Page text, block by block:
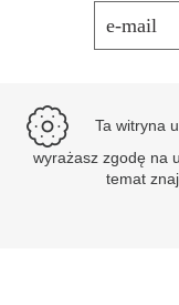
Ta witryna
wyrażasz zgodę na
temat